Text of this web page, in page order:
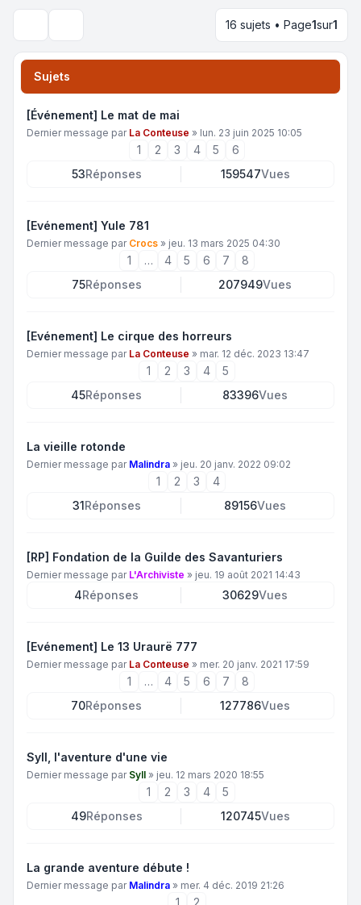
16 sujets • Page1sur1
Sujets
[Événement] Le mat de mai
Dernier message par La Conteuse » lun. 23 juin 2025 10:05
1 2 3 4 5
6
53Réponses 159547Vues
[Evénement] Yule 781
Dernier message par Crocs » jeu. 13 mars 2025 04:30
1 … 4 5 6 7
8
75Réponses 207949Vues
[Evénement] Le cirque des horreurs
Dernier message par La Conteuse » mar. 12 déc. 2023 13:47
1 2 3 4
5
45Réponses 83396Vues
La vieille rotonde
Dernier message par Malindra » jeu. 20 janv. 2022 09:02
1 2 3
4
31Réponses 89156Vues
[RP] Fondation de la Guilde des Savanturiers
Dernier message par L'Archiviste » jeu. 19 août 2021 14:43
4Réponses 30629Vues
[Evénement] Le 13 Uraurë 777
Dernier message par La Conteuse » mer. 20 janv. 2021 17:59
1 … 4 5 6 7
8
70Réponses 127786Vues
Syll, l'aventure d'une vie
Dernier message par Syll » jeu. 12 mars 2020 18:55
1 2 3 4
5
49Réponses 120745Vues
La grande aventure débute !
Dernier message par Malindra » mer. 4 déc. 2019 21:26
1
2